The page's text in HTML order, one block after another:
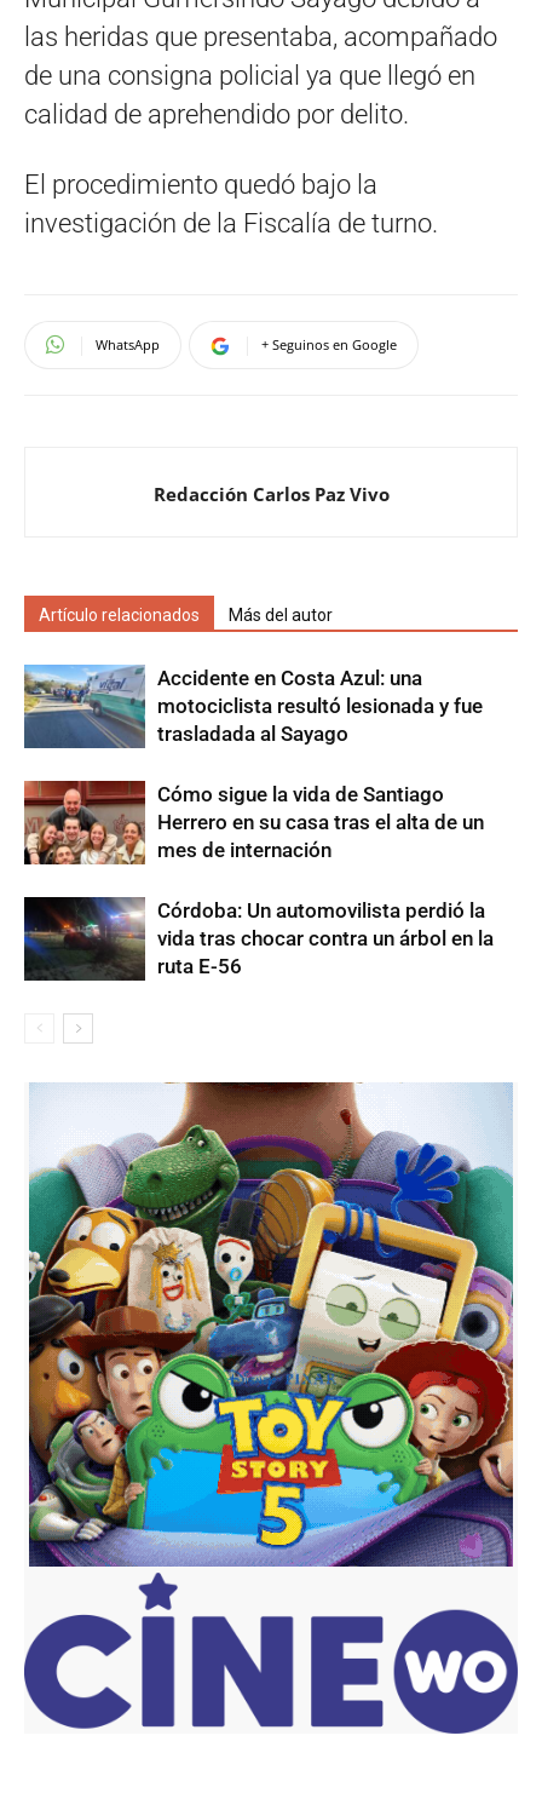
las heridas que presentaba, acompañado
de una consigna policial ya que llegó en
calidad de aprehendido por delito.
El procedimiento quedó bajo la
investigación de la Fiscalía de turno.
WhatsApp + Seguinos en Google
Redacción Carlos Paz Vivo
Artículo relacionados Más del autor
Accidente en Costa Azul: una
motociclista resultó lesionada y fue
trasladada al Sayago
Cómo sigue la vida de Santiago
Herrero en su casa tras el alta de un
mes de internación
Córdoba: Un automovilista perdió la
vida tras chocar contra un árbol en la
ruta E-56